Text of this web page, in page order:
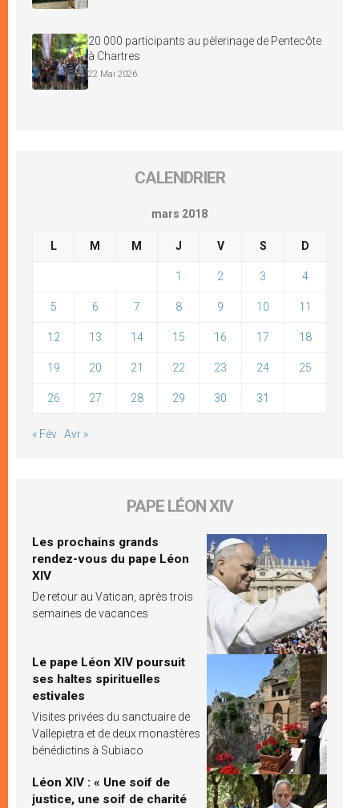
20 000 participants au pèlerinage de Pentecôte
à Chartres
22 Mai 2026
CALENDRIER
mars 2018
L M M J V S D
1 2 3 4
5 6 7 8 9 10 11
12 13 14 15 16 17 18
19 20 21 22 23 24 25
26 27 28 29 30 31
« Fév Avr »
PAPE LÉON XIV
Les prochains grands
rendez-vous du pape Léon
XIV
De retour au Vatican, après trois
semaines de vacances
Le pape Léon XIV poursuit
ses haltes spirituelles
estivales
Visites privées du sanctuaire de
Vallepietra et de deux monastères
bénédictins à Subiaco
Léon XIV : « Une soif de
justice, une soif de charité